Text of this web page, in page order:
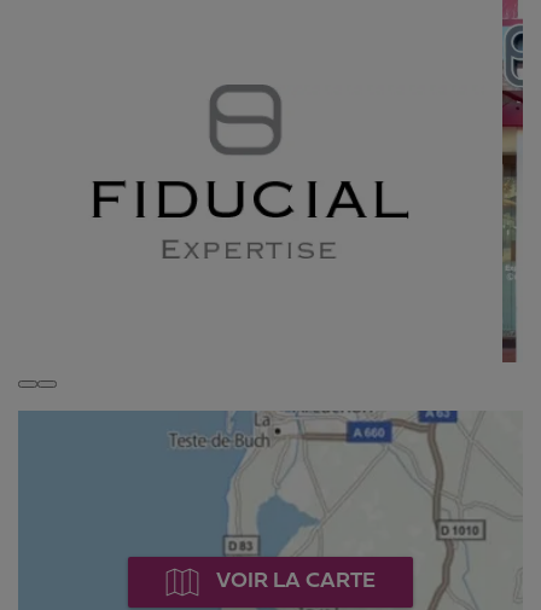
VOIR LA CARTE